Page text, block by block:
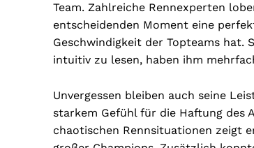
Team. Zahlreiche Rennexperten
entscheidenden Moment eine
Geschwindigkeit der Topteams hat.
intuitiv zu lesen, haben ihm
Unvergessen bleiben auch seine
starkem Gefühl für die Haftung des
chaotischen Rennsituationen zeigt